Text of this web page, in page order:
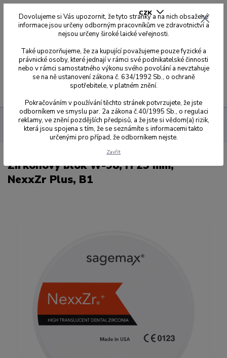
CZK
0,00 Kč
Sagemax zirkonové disky NexxZr+
W-98 Ø 98,5 mm s
odskokem
25 mm Zirkonový blok W-98, H 25 mm, NexxZr Plus, B1
Zirkonový blok W-98, H 25 mm,
NexxZr Plus, B1
Dovolujeme si Vás upozornit, že tyto stránky a na nich obsažené
informace jsou určeny odborným pracovníkům ve zdravotnictví a
nejsou určeny široké laické veřejnosti.
Také upozorňujeme, že za kupující považujeme pouze fyzické a
právnické osoby, které jednají v rámci své podnikatelské činnosti
nebo v rámci samostatného výkonu svého povolání a nevztahuje
se na ně ustanovení zákona č. 634/1992 Sb., o ochraně
spotřebitele, v platném znění.
Pokračováním v používání těchto stránek potvrzujete, že jste
odborníkem ve smyslu par. 2a zákona č.40/1995 Sb., o regulaci
reklamy, ve znění pozdějších předpisů, a že jste si vědom(a) rizik,
která jsou spojena s tím, že se seznámíte s informacemi takto
určenými pro případ, že odborníkem nejste.
Zavřít